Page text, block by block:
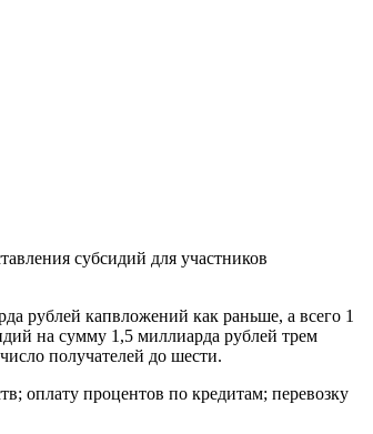
субсидий для участников
рублей капвложений как раньше, а всего 1
на сумму 1,5 миллиарда рублей трем
получателей до шести.
оплату процентов по кредитам; перевозку